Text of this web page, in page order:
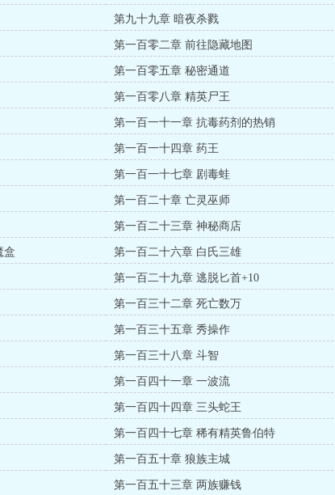
第九十九章 暗夜杀戮
第一百零二章 前往隐藏地图
第一百零五章 秘密通道
第一百零八章 精英尸王
第一百一十一章 抗毒药剂的热销
第一百一十四章 药王
第一百一十七章 剧毒蛙
第一百二十章 亡灵巫师
第一百二十三章 神秘商店
盒 第一百二十六章 白氏三雄
第一百二十九章 逃脱匕首+10
第一百三十二章 死亡数万
第一百三十五章 秀操作
第一百三十八章 斗智
第一百四十一章 一波流
第一百四十四章 三头蛇王
第一百四十七章 稀有精英鲁伯特
第一百五十章 狼族主城
第一百五十三章 两族赚钱